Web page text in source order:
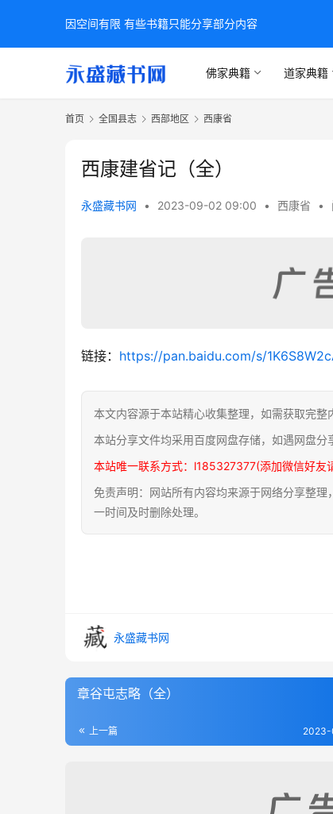
佛家典籍 道家典籍
首页 全国县志 西部地区 西康省
西康建省记（全）
永盛藏书网 • 2023-09-02 09:00 • 西康省 •
链接： https://pan.baidu.com/s/
本文内容源于本站精心收集整理，如需获取完整
本站分享文件均采用百度网盘存储，如遇网盘分
本站唯一联系方式：l185327377(添加微信好友
免责声明：网站所有内容均来源于网络分享整
一时间及时删除处理。
永盛藏书网
章谷屯志略（全）
上一篇
因空间有限 有些书籍只能分享部分内容